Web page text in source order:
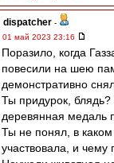
dispatcher -
01 май 2023 23:16
Поразило, когда
повесили на шею
демонстративно
Ты придурок,
деревянная медаль
Ты не понял, в
участвовала, и